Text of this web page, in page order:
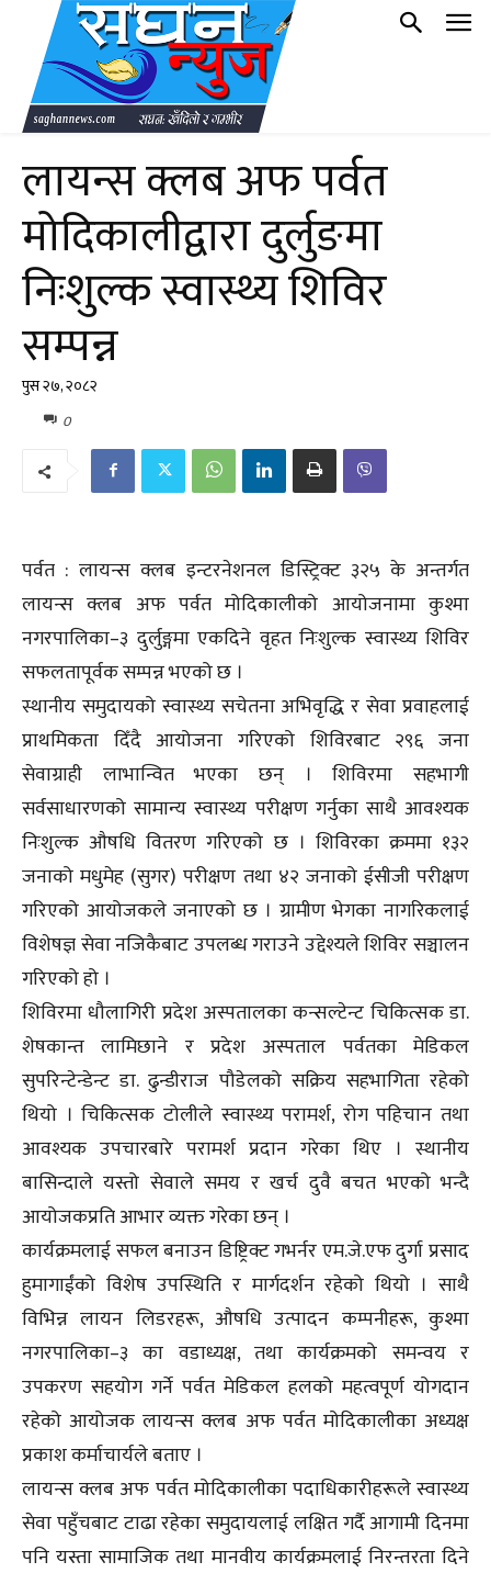
लायन्स क्लब अफ पर्वत
मोदिकालीद्वारा दुर्लुङमा
निःशुल्क स्वास्थ्य शिविर
सम्पन्न
पुस २७, २०८२
0
पर्वत : लायन्स क्लब इन्टरनेशनल डिस्ट्रिक्ट ३२५ के अन्तर्गत
लायन्स क्लब अफ पर्वत मोदिकालीको आयोजनामा कुश्मा
नगरपालिका–३ दुर्लुङ्गमा एकदिने वृहत निःशुल्क स्वास्थ्य शिविर
सफलतापूर्वक सम्पन्न भएको छ ।
स्थानीय समुदायको स्वास्थ्य सचेतना अभिवृद्धि र सेवा प्रवाहलाई
प्राथमिकता दिँदै आयोजना गरिएको शिविरबाट २९६ जना
सेवाग्राही लाभान्वित भएका छन् । शिविरमा सहभागी
सर्वसाधारणको सामान्य स्वास्थ्य परीक्षण गर्नुका साथै आवश्यक
निःशुल्क औषधि वितरण गरिएको छ । शिविरका क्रममा १३२
जनाको मधुमेह (सुगर) परीक्षण तथा ४२ जनाको ईसीजी परीक्षण
गरिएको आयोजकले जनाएको छ । ग्रामीण भेगका नागरिकलाई
विशेषज्ञ सेवा नजिकैबाट उपलब्ध गराउने उद्देश्यले शिविर सञ्चालन
गरिएको हो ।
शिविरमा धौलागिरी प्रदेश अस्पतालका कन्सल्टेन्ट चिकित्सक डा.
शेषकान्त लामिछाने र प्रदेश अस्पताल पर्वतका मेडिकल
सुपरिन्टेन्डेन्ट डा. ढुन्डीराज पौडेलको सक्रिय सहभागिता रहेको
थियो । चिकित्सक टोलीले स्वास्थ्य परामर्श, रोग पहिचान तथा
आवश्यक उपचारबारे परामर्श प्रदान गरेका थिए । स्थानीय
बासिन्दाले यस्तो सेवाले समय र खर्च दुवै बचत भएको भन्दै
आयोजकप्रति आभार व्यक्त गरेका छन् ।
कार्यक्रमलाई सफल बनाउन डिष्ट्रिक्ट गभर्नर एम.जे.एफ दुर्गा प्रसाद
हुमागाईंको विशेष उपस्थिति र मार्गदर्शन रहेको थियो । साथै
विभिन्न लायन लिडरहरू, औषधि उत्पादन कम्पनीहरू, कुश्मा
नगरपालिका–३ का वडाध्यक्ष, तथा कार्यक्रमको समन्वय र
उपकरण सहयोग गर्ने पर्वत मेडिकल हलको महत्वपूर्ण योगदान
रहेको आयोजक लायन्स क्लब अफ पर्वत मोदिकालीका अध्यक्ष
प्रकाश कर्माचार्यले बताए ।
लायन्स क्लब अफ पर्वत मोदिकालीका पदाधिकारीहरूले स्वास्थ्य
सेवा पहुँचबाट टाढा रहेका समुदायलाई लक्षित गर्दै आगामी दिनमा
पनि यस्ता सामाजिक तथा मानवीय कार्यक्रमलाई निरन्तरता दिने